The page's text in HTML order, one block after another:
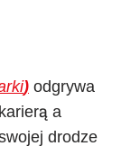
) odgrywa
a
drodze